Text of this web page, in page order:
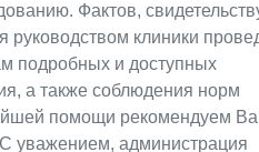
Фактов,
клиники
подробных и доступных
а также соблюдения норм
помощи рекомендуем
С уважением, администрация